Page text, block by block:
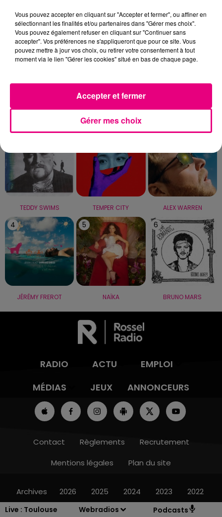
Live : Toulouse
Webradios Podcasts
LE TOP
1
TEDDY SWIMS
2
TEMPER CITY
3
ALEX WARREN
4
JÉRÉMY FREROT
5
NAÏKA
6
BRUNO MARS
RADIO ACTU
EMPLOI
MÉDIAS
JEUX ANNONCEURS
Contact Règlements
Recrutement
Mentions légales
Plan du site
Archives 2026 2025 2024 2023 2022
Vous pouvez accepter en cliquant sur "Accepter et fermer", ou affiner en
sélectionnant les finalités et/ou partenaires dans "Gérer mes choix".
Vous pouvez également refuser en cliquant sur "Continuer sans
accepter". Vos préférences ne s'appliqueront que pour ce site. Vous
pouvez mettre à jour vos choix, ou retirer votre consentement à tout
moment via le lien "Gérer les cookies" situé en bas de chaque page.
Gérer mes choix
Accepter et fermer